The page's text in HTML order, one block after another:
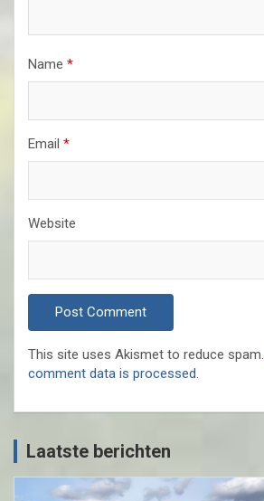
Name *
Email *
Website
This site uses Akismet to reduce spam.
comment data is processed.
Laatste berichten